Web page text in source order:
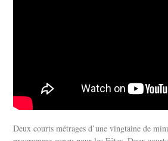
Deux courts métrages d’une vingtaine de